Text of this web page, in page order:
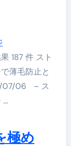
187 件 スト
薄毛防止と
07/06 – ス
…
極め